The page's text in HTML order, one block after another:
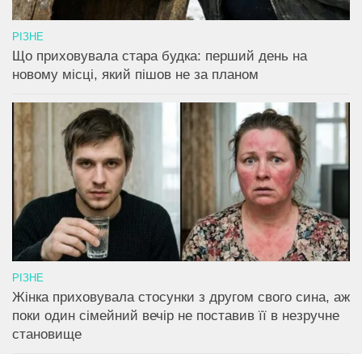
РІЗНЕ
Що приховувала стара будка: перший день на
новому місці, який пішов не за планом
РІЗНЕ
Жінка приховувала стосунки з другом свого сина, аж
поки один сімейний вечір не поставив її в незручне
становище